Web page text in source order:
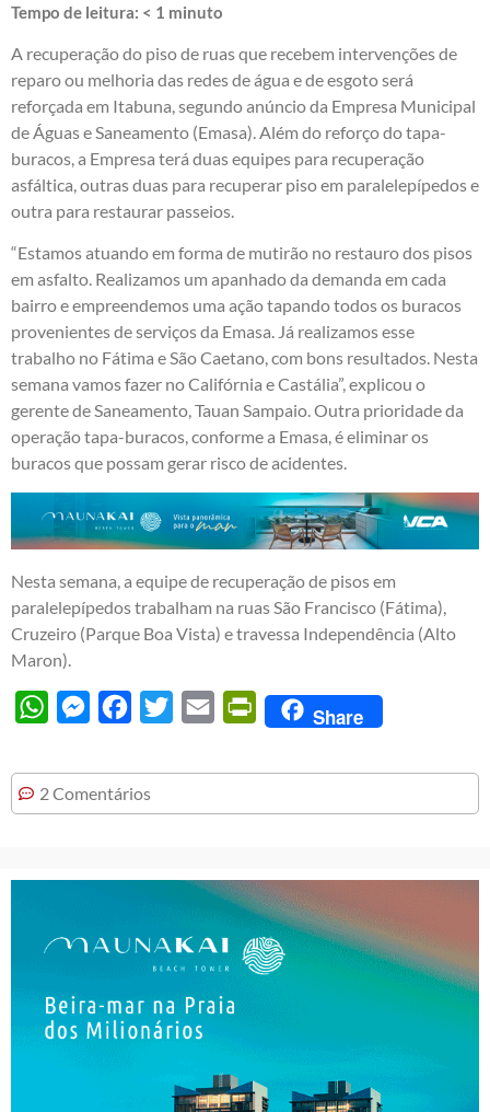
Tempo de leitura: < 1 minuto
A recuperação do piso de ruas que recebem intervenções de
reparo ou melhoria das redes de água e de esgoto será
reforçada em Itabuna, segundo anúncio da Empresa Municipal
de Águas e Saneamento (Emasa). Além do reforço do tapa-
buracos, a Empresa terá duas equipes para recuperação
asfáltica, outras duas para recuperar piso em paralelepípedos e
outra para restaurar passeios.
“Estamos atuando em forma de mutirão no restauro dos pisos
em asfalto. Realizamos um apanhado da demanda em cada
bairro e empreendemos uma ação tapando todos os buracos
provenientes de serviços da Emasa. Já realizamos esse
trabalho no Fátima e São Caetano, com bons resultados. Nesta
semana vamos fazer no Califórnia e Castália”, explicou o
gerente de Saneamento, Tauan Sampaio. Outra prioridade da
operação tapa-buracos, conforme a Emasa, é eliminar os
buracos que possam gerar risco de acidentes.
Nesta semana, a equipe de recuperação de pisos em
paralelepípedos trabalham na ruas São Francisco (Fátima),
Cruzeiro (Parque Boa Vista) e travessa Independência (Alto
Maron).
WhatsAppMessengerFacebook
Twitter Email PrintFriendly
Share
2 Comentários